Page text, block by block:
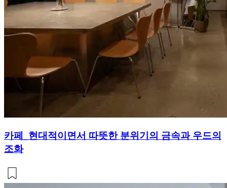
카페_현대적이면서 따뜻한 분위기의 금속과 우드의
조화